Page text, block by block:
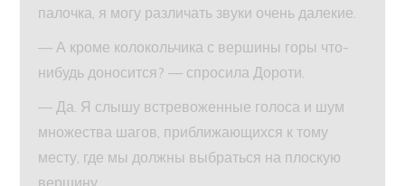
палочка, я могу различать звуки очень далекие.
— А кроме колокольчика с вершины горы что-
нибудь доносится? — спросила Дороти.
— Да. Я слышу встревоженные голоса и шум
множества шагов, приближающихся к тому
месту, где мы должны выбраться на плоскую